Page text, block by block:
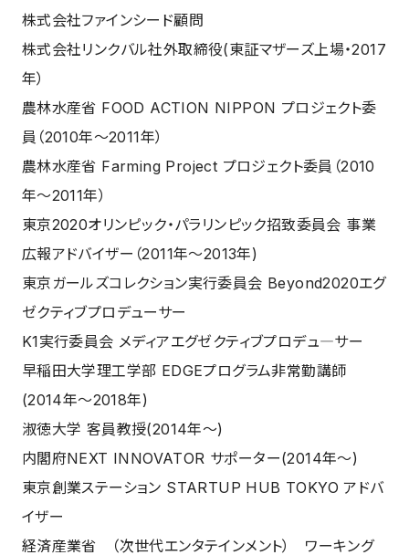
株式会社ファインシード顧問
株式会社リンクバル社外取締役(東証マザーズ上場・2017
年）
農林水産省 FOOD ACTION NIPPON プロジェクト委
員（2010年～2011年）
農林水産省 Farming Project プロジェクト委員（2010
年～2011年）
東京2020オリンピック・パラリンピック招致委員会 事業
広報アドバイザー（2011年～2013年)
東京ガールズコレクション実行委員会 Beyond2020エグ
ゼクティブプロデューサー
K1実行委員会 メディアエグゼクティブプロデュ―サー
早稲田大学理工学部 EDGEプログラム非常勤講師
(2014年～2018年)
淑徳大学 客員教授(2014年～)
内閣府NEXT INNOVATOR サポーター(2014年～)
東京創業ステーション STARTUP HUB TOKYO アドバ
イザー
経済産業省 （次世代エンタテインメント） ワーキング